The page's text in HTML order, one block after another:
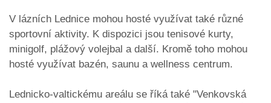
V lázních Lednice mohou hosté využívat také různé
sportovní aktivity. K dispozici jsou tenisové kurty,
minigolf, plážový volejbal a další. Kromě toho mohou
hosté využívat bazén, saunu a wellness centrum.
Lednicko-valtickému areálu se říká také "Venkovská